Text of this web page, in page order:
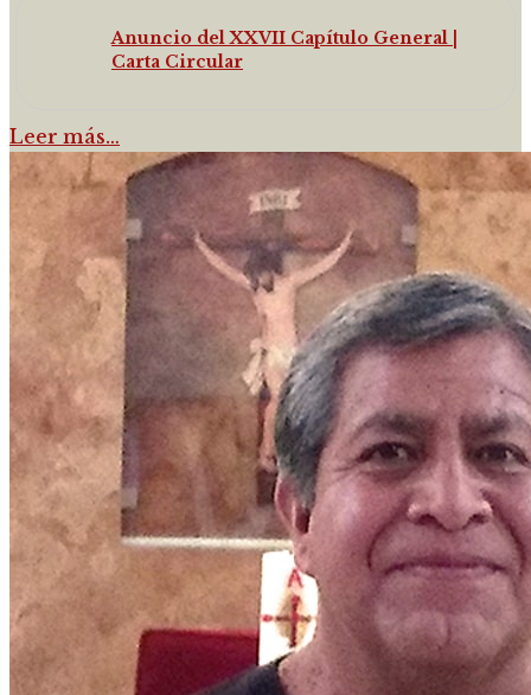
Anuncio del XXVII Capítulo General |
Carta Circular
Leer más…